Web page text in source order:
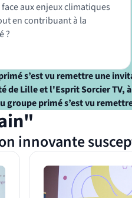
aux enjeux climatiques
en contribuant à la
?
s’est vu remettre une
Lille et l'Esprit Sorcier TV,
groupe primé s’est vu
innovante